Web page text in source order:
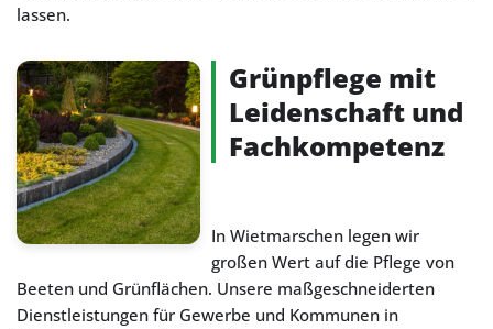
lassen.
Grünpflege mit
Leidenschaft und
Fachkompetenz
In Wietmarschen legen wir
großen Wert auf die Pflege von
Beeten und Grünflächen. Unsere maßgeschneiderten
Dienstleistungen für Gewerbe und Kommunen in